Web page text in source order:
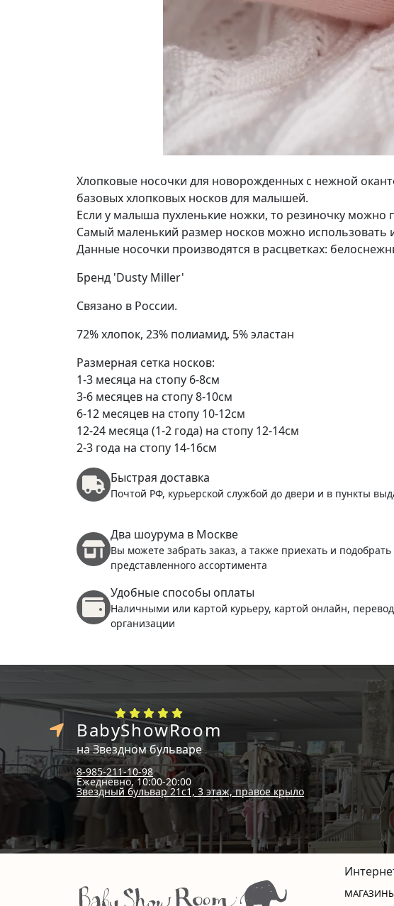
Хлопковые носочки для новорожденных с нежной
базовых хлопковых носков для малышей.
Если у малыша пухленькие ножки, то резиночку можно
Самый маленький размер носков можно использовать
Данные носочки производятся в расцветках:
Бренд 'Dusty Miller'
Связано в России.
72% хлопок, 23% полиамид, 5% эластан
Размерная сетка носков:
1-3 месяца на стопу 6-8см
3-6 месяцев на стопу 8-10см
6-12 месяцев на стопу 10-12см
12-24 месяца (1-2 года) на стопу 12-14см
2-3 года на стопу 14-16см
Быстрая доставка
Почтой РФ, курьерской службой до двери и в пункты
Два шоурума в Москве
Вы можете забрать заказ, а также приехать и
представленного ассортимента
Удобные способы оплаты
Наличными или картой курьеру, картой онлайн,
организации
BabyShowRoom
на Звездном бульваре
8-985-211-10-98
Ежедневно, 10:00-20:00
Звездный бульвар 21с1, 3 этаж, правое крыло